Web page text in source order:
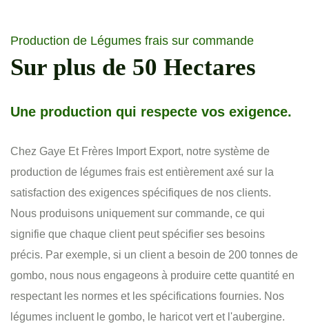
Production de Légumes frais sur commande
Sur plus de 50 Hectares
Une production qui respecte vos exigence.
Chez Gaye Et Frères Import Export, notre système de
production de légumes frais est entièrement axé sur la
satisfaction des exigences spécifiques de nos clients.
Nous produisons uniquement sur commande, ce qui
signifie que chaque client peut spécifier ses besoins
précis. Par exemple, si un client a besoin de 200 tonnes de
gombo, nous nous engageons à produire cette quantité en
respectant les normes et les spécifications fournies. Nos
légumes incluent le gombo, le haricot vert et l'aubergine.